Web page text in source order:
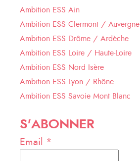
Ambition ESS Ain
Ambition ESS Clermont / Auvergne
Ambition ESS Drôme / Ardèche
Ambition ESS Loire / Haute-Loire
Ambition ESS Nord Isère
Ambition ESS Lyon / Rhône
Ambition ESS Savoie Mont Blanc
S'ABONNER
Email *